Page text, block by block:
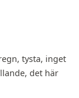
tysta, inget
det här